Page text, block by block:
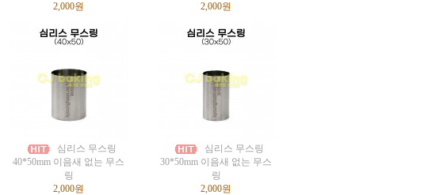
2,000원
2,000원
심리스 무스링
40*50mm 이음새 없는 무스
링
2,000원
심리스 무스링
30*50mm 이음새 없는 무스
링
2,000원